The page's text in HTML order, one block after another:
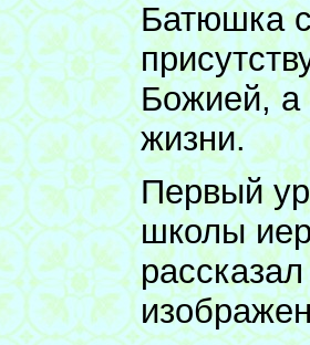
Батюшка
Божией, а
жизни.
Первый
школы